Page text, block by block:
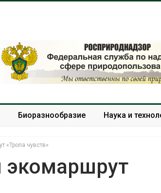
Биоразнообразие Наука и
«Тропа чувств»
экомаршрут